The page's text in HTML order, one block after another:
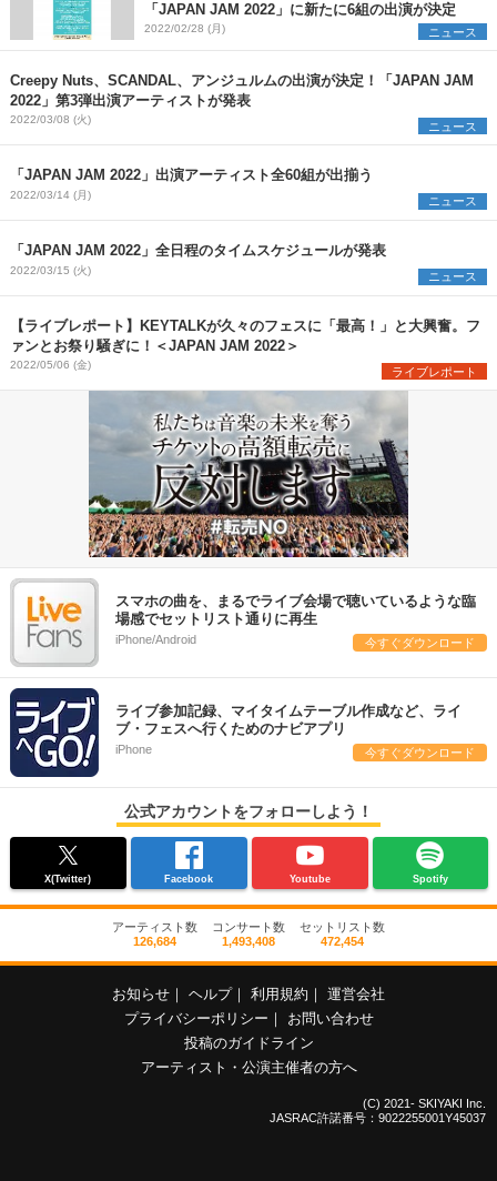
「JAPAN JAM 2022」に新たに6組の出演が決定
2022/02/28 (月) ニュース
Creepy Nuts、SCANDAL、アンジュルムの出演が決定！「JAPAN JAM
2022」第3弾出演アーティストが発表
2022/03/08 (火) ニュース
「JAPAN JAM 2022」出演アーティスト全60組が出揃う
2022/03/14 (月) ニュース
「JAPAN JAM 2022」全日程のタイムスケジュールが発表
2022/03/15 (火) ニュース
【ライブレポート】KEYTALKが久々のフェスに「最高！」と大興奮。フ
ァンとお祭り騒ぎに！＜JAPAN JAM 2022＞
2022/05/06 (金) ライブレポート
スマホの曲を、まるでライブ会場で聴いているような臨
場感でセットリスト通りに再生
iPhone/Android 今すぐダウンロード
ライブ参加記録、マイタイムテーブル作成など、ライ
ブ・フェスへ行くためのナビアプリ
iPhone 今すぐダウンロード
公式アカウントをフォローしよう！
X(Twitter) Facebook Youtube Spotify
アーティスト数
126,684
コンサート数
1,493,408
セットリスト数
472,454
お知らせ ヘルプ 利用規約
運営会社
プライバシーポリシー
お問い合わせ
投稿のガイドライン
アーティスト・公演主催者の方へ
(C) 2021- SKIYAKI Inc.
JASRAC許諾番号：9022255001Y45037